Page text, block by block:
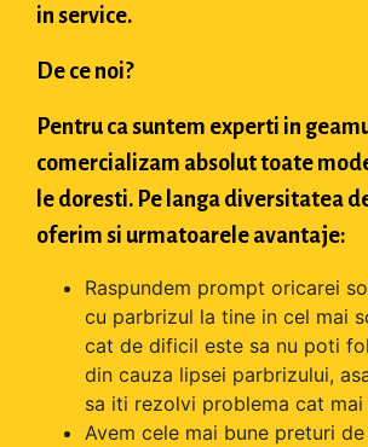
in service.
De ce noi?
Pentru ca suntem experti in
comercializam absolut toate
le doresti. Pe langa diversitatea
oferim si urmatoarele avantaje:
Raspundem prompt oricarei
cu parbrizul la tine in cel mai
cat de dificil este sa nu poti
din cauza lipsei parbrizului,
sa iti rezolvi problema cat mai
Avem cele mai bune preturi